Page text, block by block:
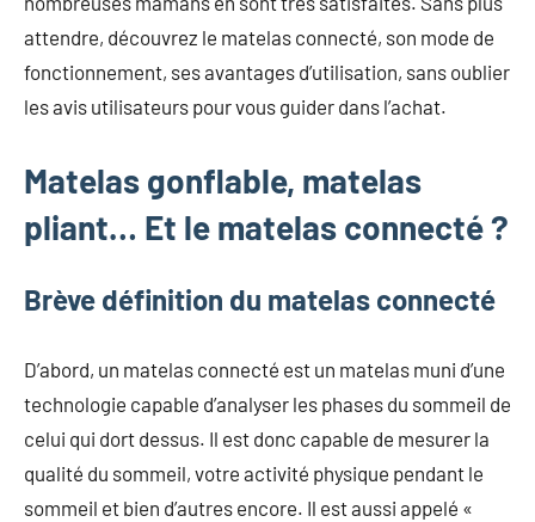
attendre, découvrez le matelas connecté, son mode de
fonctionnement, ses avantages d’utilisation, sans oublier
les avis utilisateurs pour vous guider dans l’achat.
Matelas gonflable, matelas
pliant… Et le matelas connecté ?
Brève définition du matelas connecté
D’abord, un matelas connecté est un matelas muni d’une
technologie capable d’analyser les phases du sommeil de
celui qui dort dessus. Il est donc capable de mesurer la
qualité du sommeil, votre activité physique pendant le
sommeil et bien d’autres encore. Il est aussi appelé «